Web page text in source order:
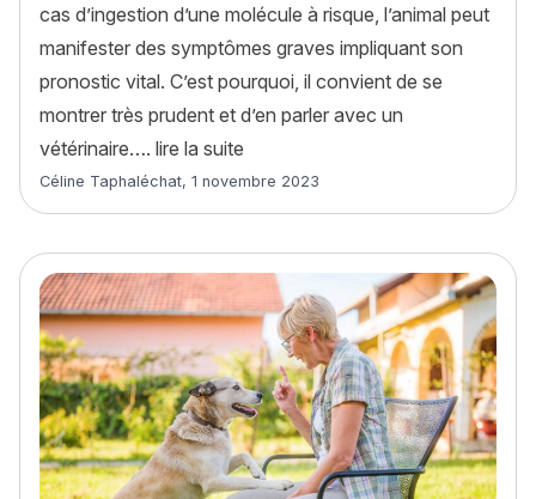
cas d’ingestion d’une molécule à risque, l’animal peut
manifester des symptômes graves impliquant son
pronostic vital. C’est pourquoi, il convient de se
montrer très prudent et d’en parler avec un
vétérinaire…. lire la suite
Article rédigé par
Céline Taphaléchat, 1 novembre 2023